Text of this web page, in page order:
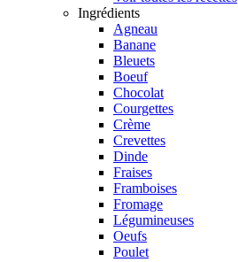
Ingrédients
Agneau
Banane
Bleuets
Boeuf
Chocolat
Courgettes
Crème
Crevettes
Dinde
Fraises
Framboises
Fromage
Légumineuses
Oeufs
Poulet